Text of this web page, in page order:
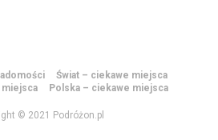
Świat – ciekawe miejsca
miejsca
Polska – ciekawe miejsca
© 2021 Podróżon.pl